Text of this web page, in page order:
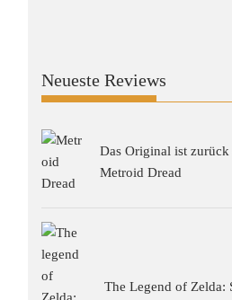
Neueste Reviews
Das Original ist zurück
Metroid Dread
The Legend of Zelda: